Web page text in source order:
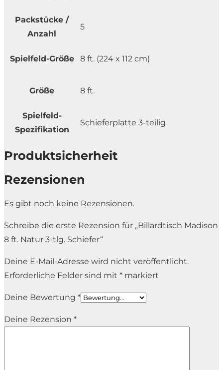
Packstücke /
Anzahl
5
Spielfeld-Größe 8 ft. (224 x 112 cm)
Größe 8 ft.
Spielfeld-
Spezifikation
Schieferplatte 3-teilig
Produktsicherheit
Rezensionen
Es gibt noch keine Rezensionen.
Schreibe die erste Rezension für „Billardtisch Madison
8 ft. Natur 3-tlg. Schiefer“
Deine E-Mail-Adresse wird nicht veröffentlicht.
Erforderliche Felder sind mit * markiert
Deine Bewertung *
Deine Rezension *